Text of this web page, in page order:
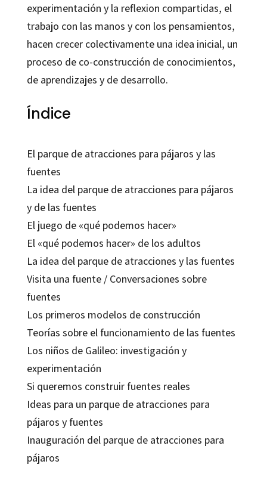
experimentación y la reflexion compartidas, el
trabajo con las manos y con los pensamientos,
hacen crecer colectivamente una idea inicial, un
proceso de co-construcción de conocimientos,
de aprendizajes y de desarrollo.
Índice
El parque de atracciones para pájaros y las
fuentes
La idea del parque de atracciones para pájaros
y de las fuentes
El juego de «qué podemos hacer»
El «qué podemos hacer» de los adultos
La idea del parque de atracciones y las fuentes
Visita una fuente / Conversaciones sobre
fuentes
Los primeros modelos de construcción
Teorías sobre el funcionamiento de las fuentes
Los niños de Galileo: investigación y
experimentación
Si queremos construir fuentes reales
Ideas para un parque de atracciones para
pájaros y fuentes
Inauguración del parque de atracciones para
pájaros